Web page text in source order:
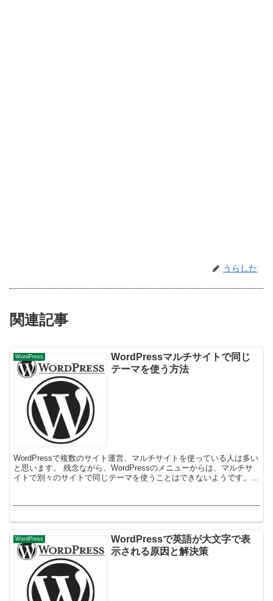
うらした
関連記事
WordPress
WordPressマルチサイトで同じ
テーマを使う方法
WordPressで複数のサイト運営、マルチサイトを使っている人は多い
と思います。 残念ながら、WordPressのメニューからは、マルチサ
イトで別々のサイトで同じテーマを使うことはできないようです。
WordPress
WordPressで英語が大文字で表
示される原因と解決策